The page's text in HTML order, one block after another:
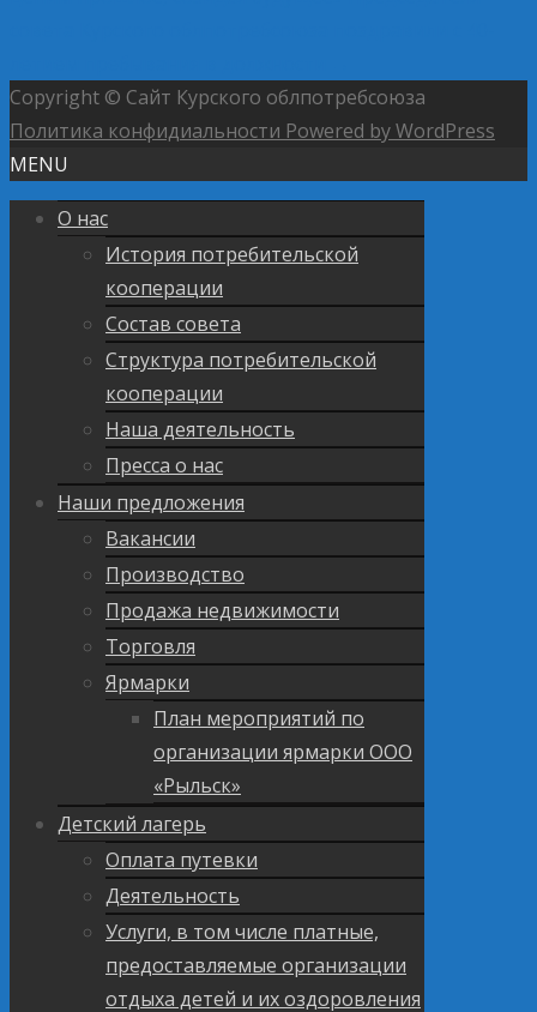
Copyright © Сайт Курского облпотребсоюза
Политика конфидиальности Powered by WordPress
MENU
О нас
История потребительской
кооперации
Состав совета
Структура потребительской
кооперации
Наша деятельность
Пресса о нас
Наши предложения
Вакансии
Производство
Продажа недвижимости
Торговля
Ярмарки
План мероприятий по
организации ярмарки ООО
«Рыльск»
Детский лагерь
Оплата путевки
Деятельность
Услуги, в том числе платные,
предоставляемые организации
отдыха детей и их оздоровления